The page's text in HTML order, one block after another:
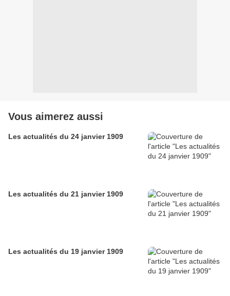
Vous aimerez aussi
Les actualités du 24 janvier 1909
Les actualités du 21 janvier 1909
Les actualités du 19 janvier 1909